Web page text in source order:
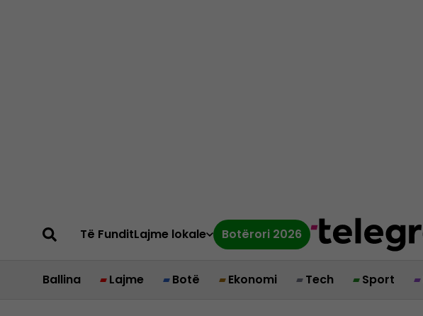
Të FunditLajme lokale Botërori 2026
Ballina Lajme Botë Ekonomi Tech Sport